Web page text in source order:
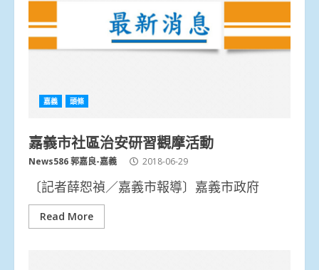
嘉義 頭條
嘉義市社區治安研習觀摩活動
News586 郭嘉良-嘉義 2018-06-29
〔記者薛恕禎／嘉義市報導〕嘉義市政府
Read More